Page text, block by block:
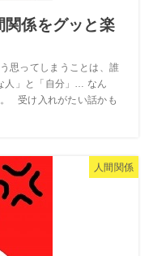
関係をグッと楽
思ってしまうことは、誰
人」と「自分」… なん
受け入れがたい話かも
人間関係